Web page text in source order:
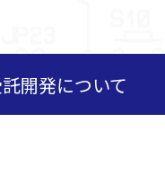
開発について